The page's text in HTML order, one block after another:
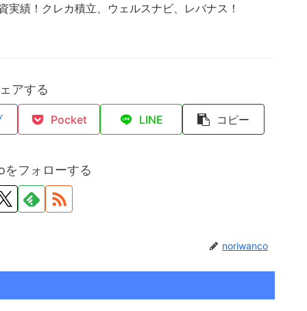
実績！クレカ積立、ウェルスナビ、レバナス！
アする
Pocket LINE コピー
フォローする
noriwanco